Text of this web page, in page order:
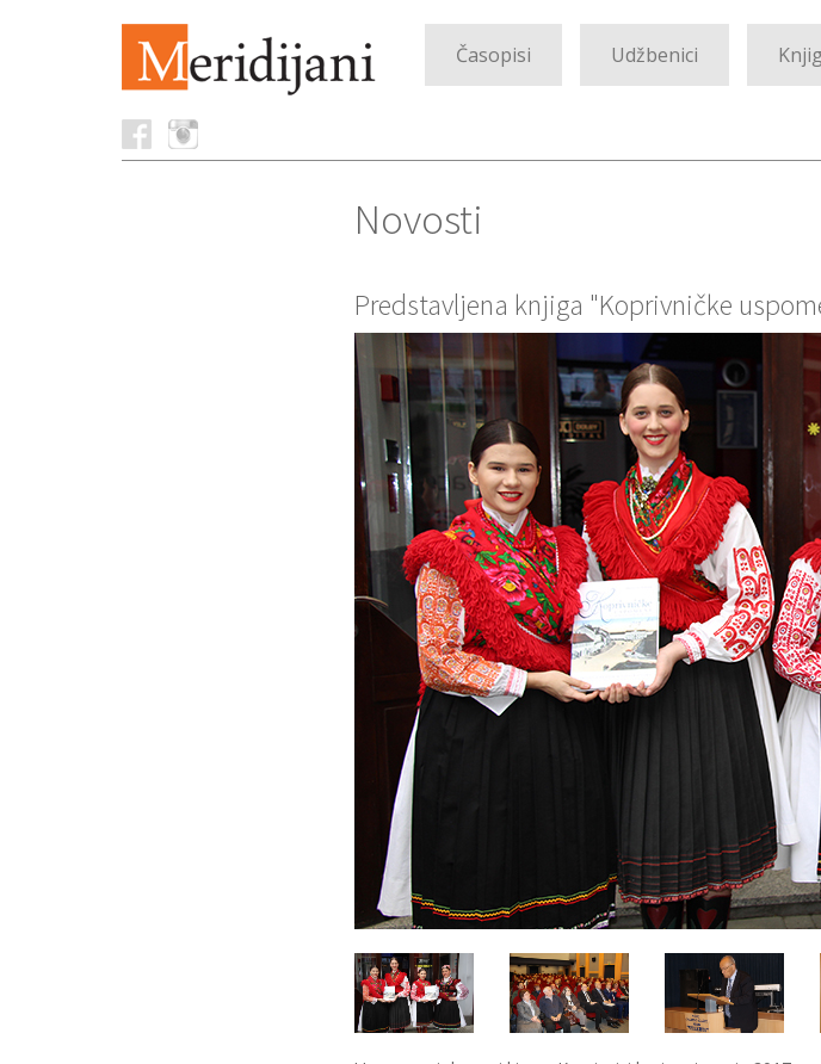
Časopisi Udžbenici
Novosti
Predstavljena knjiga "Koprivničke